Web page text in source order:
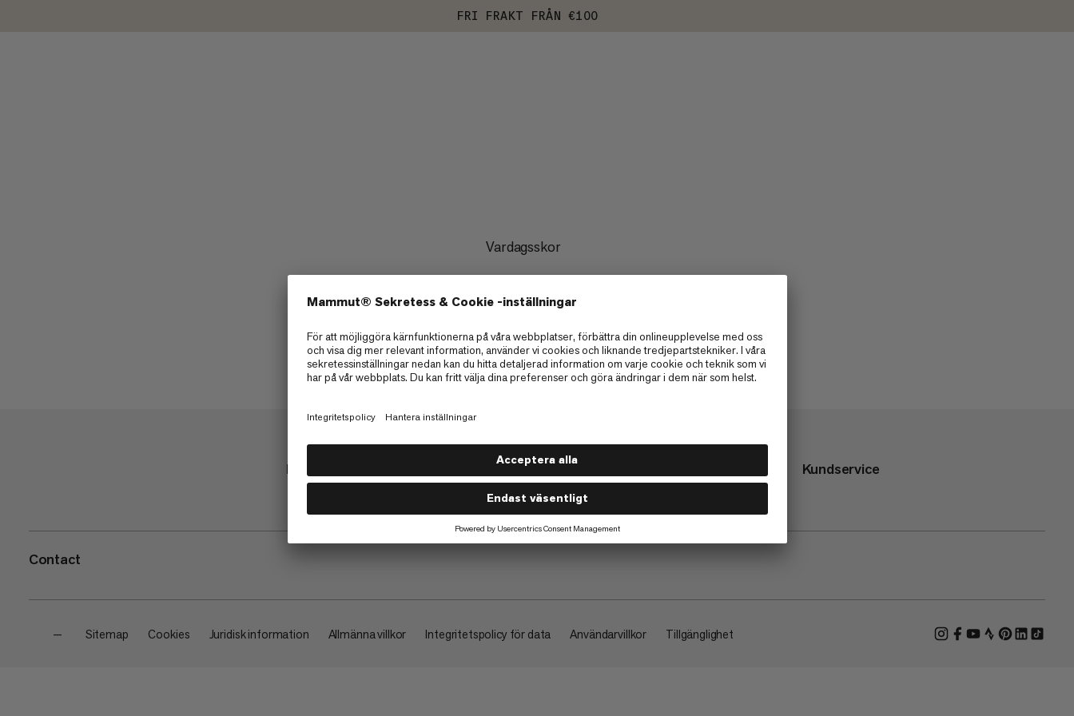
FRI FRAKT FRÅN €100
Vardagsskor
Butik Om Kundservice
Contact
— Sitemap Cookies Juridisk information Allmänna villkor Integritetspolicy för data Användarvillkor Tillgänglighet